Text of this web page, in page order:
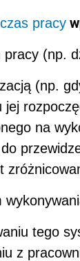
czas pracy
pracy (np.
(np.
jej
na
tego
z